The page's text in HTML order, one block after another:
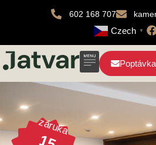
602 168 707
Czech ▼
Poptávka
záruka